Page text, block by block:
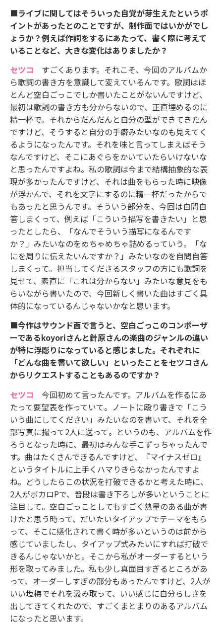
■ライブに関してはそういった自覚が芽生えたというポ
イントがあったとのことですが、制作面ではいかがでし
ょうか？例えば作詞をするにあたって、書く際に考えて
いることなど、大きな変化はありましたか？
セツコ すごくあります。それこそ、今回のアルバムか
ら歌詞の書き方を意識して変えているんです。歌詞はほ
とんど空白ごっこでしか書いたことがないんですけど、
最初は歌詞の書き方も分からないので、正直埋めるのに
精一杯で。それからだんだんと自分の型ができてきたん
ですけど、そうすると自分の手癖みたいなのも見えてく
るようになったんです。それを味と言ってしまえばそう
なんですけど、そこにあぐらをかいていたらいけないな
と思ったんですよね。私の歌詞は今まで結構抽象的な表
現が多かったんですけど、それは曲をもらった時に映像
が浮かんで、それを文字にするのに精一杯だったからで
もあったと思うんです。そういう部分を、今回は自問自
答しまくって、例えば「こういう描写を書きたい」と思
ったとしたら、「なんでそういう描写になるんです
か？」みたいなのをめちゃめちゃ詰めるっていう。「な
にを周りに伝えたいんですか？」みたいなのを自問自答
しまくって。担当してくださるスタッフの方にも歌詞を
見せて、素直に「これは分からない」みたいな意見をも
らいながら書いたので、今回新しく書いた曲はすごく具
体的になっているんじゃないかなと思います。
■今作はサウンド面で言うと、空白ごっこのコンポーザ
ーであるkoyoriさんと針原さんの楽曲のジャンルの違い
が特に浮彫りになっていると感じました。それぞれに
「どんな曲を書いて欲しい」といったことをセツコさん
からリクエストすることもあるのですか？
セツコ 今回初めて言ったんです。アルバムを作るにあ
たって要望表を作っていて。ノートに殴り書きで「こう
いう曲にしてください」みたいなのを書いて、それを全
部写真に撮って2人に送って。というのも、アルバムを作
ろうとなった時に、最初はみんな手こずっちゃったんで
す。曲はたくさんできるんですけど、『マイナスゼロ』
というタイトルに上手くハマりきらなかったんですよ
ね。どうしたらこの状況を打破できるかと考えた時に、
2人がボカロPで、普段は書き下ろしが多いということに
注目して。空白ごっことしてもすごく熱量のある曲が書
けたと思う時って、だいたいタイアップでテーマをもら
って、そこに感化されて書く時が多いというのは前から
感じていましたし、タイアップ式みたいにすれば打破で
きるんじゃないかと。そこから私がオーダーするという
形を取ってみました。私も少し真面目すぎるところがあ
って、オーダーしすぎの部分もあったんですけど、2人が
いい塩梅でそれを汲み取って、いい感じに自分らしさを
出してきてくれたので、すごくまとまりのあるアルバム
になったと思います。